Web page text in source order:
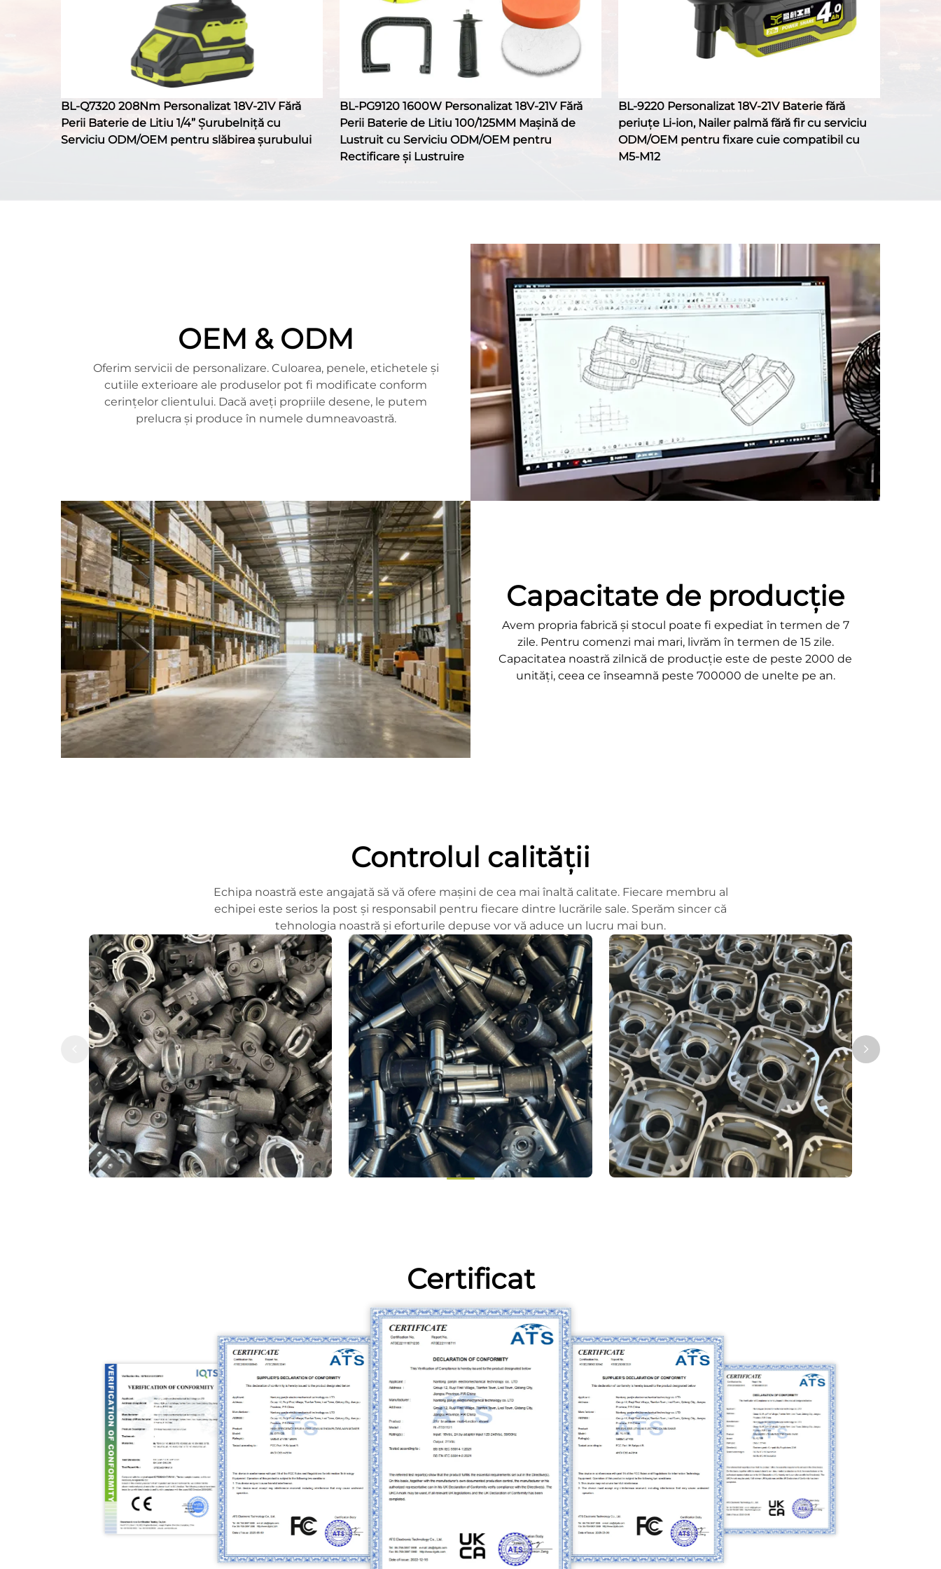
BL-Q7320 208Nm Personalizat 18V-21V Fără
Perii Baterie de Litiu 1/4” Șurubelniță cu
Serviciu ODM/OEM pentru slăbirea șurubului
BL-PG9120 1600W Personalizat 18V-21V Fără
Perii Baterie de Litiu 100/125MM Mașină de
Lustruit cu Serviciu ODM/OEM pentru
Rectificare și Lustruire
BL-9220 Personalizat 18V-21V Baterie fără
periuțe Li-ion, Nailer palmă fără fir cu serviciu
ODM/OEM pentru fixare cuie compatibil cu
M5-M12
OEM & ODM
Oferim servicii de personalizare. Culoarea, penele, etichetele și
cutiile exterioare ale produselor pot fi modificate conform
cerințelor clientului. Dacă aveți propriile desene, le putem
prelucra și produce în numele dumneavoastră.
Capacitate de producție
Avem propria fabrică și stocul poate fi expediat în termen de 7
zile. Pentru comenzi mai mari, livrăm în termen de 15 zile.
Capacitatea noastră zilnică de producție este de peste 2000 de
unități, ceea ce înseamnă peste 700000 de unelte pe an.
Controlul calității
Echipa noastră este angajată să vă ofere mașini de cea mai înaltă calitate. Fiecare membru al
echipei este serios la post și responsabil pentru fiecare dintre lucrările sale. Sperăm sincer că
tehnologia noastră și eforturile depuse vor vă aduce un lucru mai bun.
Certificat